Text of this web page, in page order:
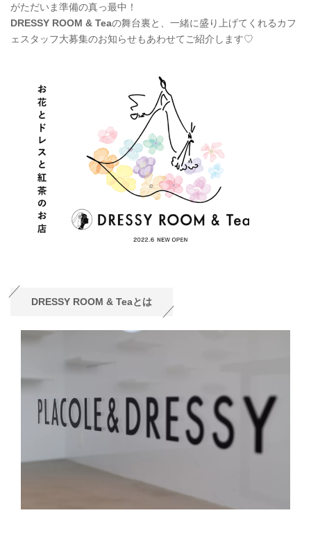
がただいま準備の真っ最中！
DRESSY ROOM & Teaの舞台裏と、一緒に盛り上げてくれるカフ
ェスタッフ大募集のお知らせもあわせてご紹介します♡
DRESSY ROOM & Teaとは